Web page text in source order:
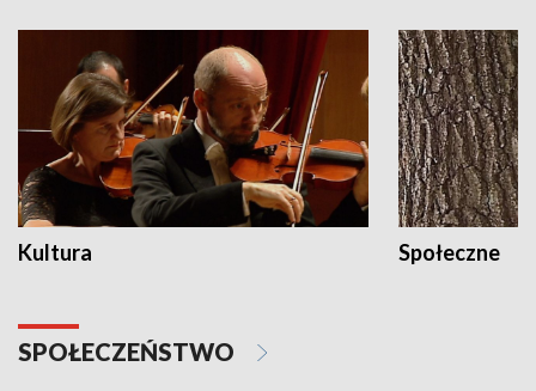
Kultura Społeczne
SPOŁECZEŃSTWO